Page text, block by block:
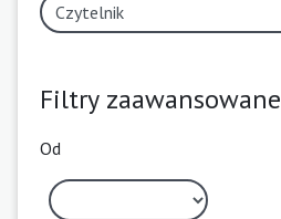
Filtry zaawansowane
Od